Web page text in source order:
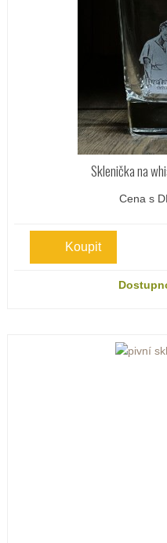
Sklenička na
Cena s